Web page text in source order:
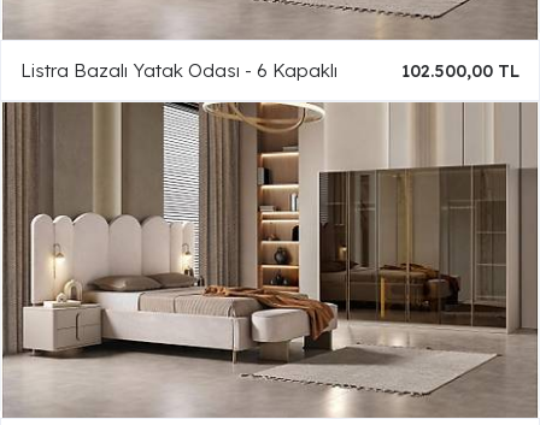
Listra Bazalı Yatak Odası - 6 Kapaklı 102.500,00 TL